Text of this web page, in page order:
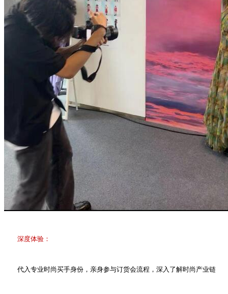
深度体验：
代入专业时尚买手身份，亲身参与订货会流程，深入了解时尚产业链